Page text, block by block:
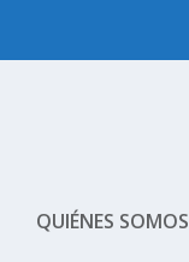
QUIÉNES SOMOS